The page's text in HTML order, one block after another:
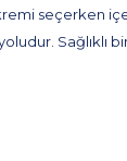
seçerken
Sağlıklı